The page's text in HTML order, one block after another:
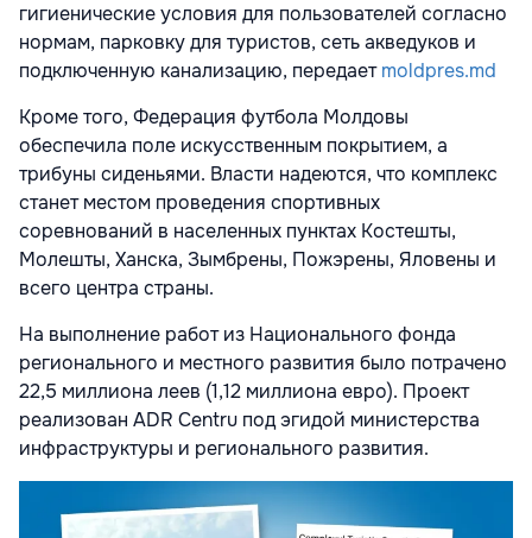
гигиенические условия для пользователей согласно
нормам, парковку для туристов, сеть акведуков и
подключенную канализацию, передаетmoldpres.md
Кроме того, Федерация футбола Молдовы
обеспечила поле искусственным покрытием, а
трибуны сиденьями. Власти надеются, что комплекс
станет местом проведения спортивных
соревнований в населенных пунктах Костешты,
Молешты, Ханска, Зымбрены, Пожэрены, Яловены и
всего центра страны.
На выполнение работ из Национального фонда
регионального и местного развития было потрачено
22,5 миллиона леев (1,12 миллиона евро). Проект
реализован ADR Centru под эгидой министерства
инфраструктуры и регионального развития.